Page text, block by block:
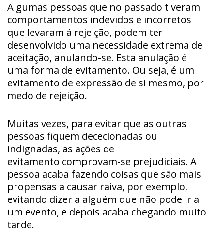
Algumas pessoas que no passado tiveram
comportamentos indevidos e incorretos
que levaram á rejeição, podem ter
desenvolvido uma necessidade extrema de
aceitação, anulando-se. Esta anulação é
uma forma de evitamento. Ou seja, é um
evitamento de expressão de si mesmo, por
medo de rejeição.
Muitas vezes, para evitar que as outras
pessoas fiquem dececionadas ou
indignadas, as ações de
evitamento comprovam-se prejudiciais. A
pessoa acaba fazendo coisas que são mais
propensas a causar raiva, por exemplo,
evitando dizer a alguém que não pode ir a
um evento, e depois acaba chegando muito
tarde.